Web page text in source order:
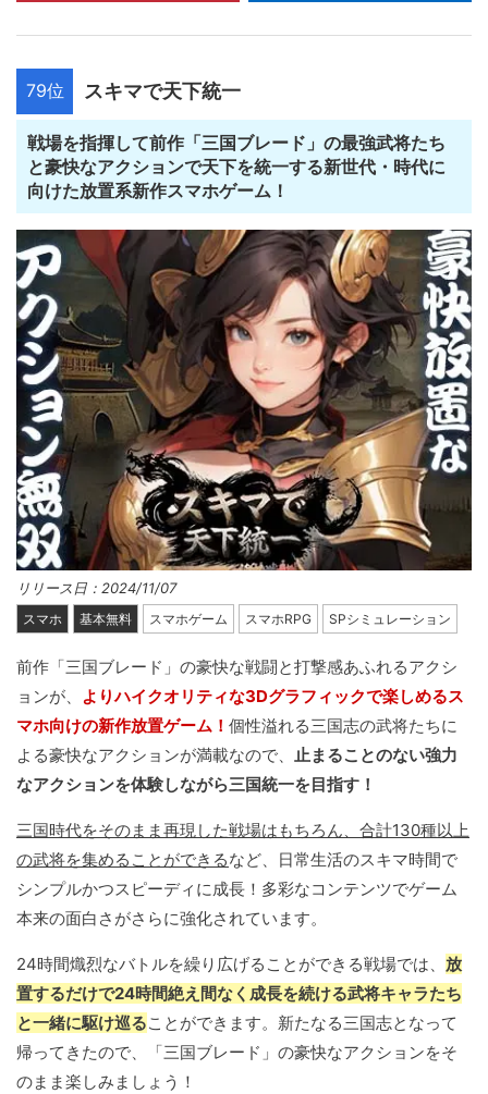
79位 スキマで天下統一
戦場を指揮して前作「三国ブレード」の最強武将たち
と豪快なアクションで天下を統一する新世代・時代に
向けた放置系新作スマホゲーム！
リリース日：2024/11/07
スマホ 基本無料 スマホゲーム スマホRPG SPシミュレーション
前作「三国ブレード」の豪快な戦闘と打撃感あふれるアクシ
ョンが、
よりハイクオリティな3Dグラフィックで楽しめるス
マホ向けの新作放置ゲーム！ 個性溢れる三国志の武将たちに
よる豪快なアクションが満載なので、 止まることのない強力
なアクションを体験しながら三国統一を目指す！
三国時代をそのまま再現した戦場はもちろん、合計130種以上
の武将を集めることができるなど、日常生活のスキマ時間で
シンプルかつスピーディに成長！多彩なコンテンツでゲーム
本来の面白さがさらに強化されています。
24時間熾烈なバトルを繰り広げることができる戦場では、 放
置するだけで24時間絶え間なく成長を続ける武将キャラたち
と一緒に駆け巡ることができます。新たなる三国志となって
帰ってきたので、「三国ブレード」の豪快なアクションをそ
のまま楽しみましょう！